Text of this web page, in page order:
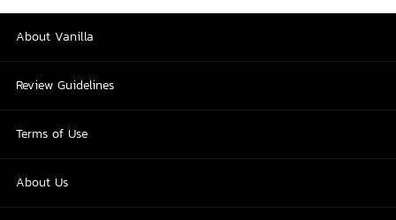
About Vanilla
Review Guidelines
Terms of Use
About Us